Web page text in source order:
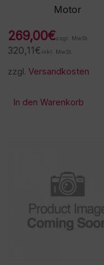
Motor
269,00€zzgl. MwSt.
320,11€ inkl. MwSt.
zzgl.Versandkosten
In den Warenkorb